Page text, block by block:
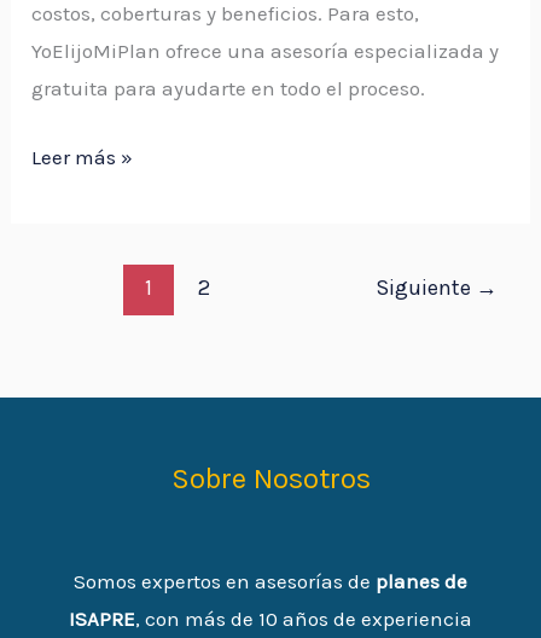
costos, coberturas y beneficios. Para esto,
YoElijoMiPlan ofrece una asesoría especializada y
gratuita para ayudarte en todo el proceso.
Leer más »
1 2 Siguiente →
Sobre Nosotros
Somos expertos en asesorías de planes de
ISAPRE, con más de 10 años de experiencia